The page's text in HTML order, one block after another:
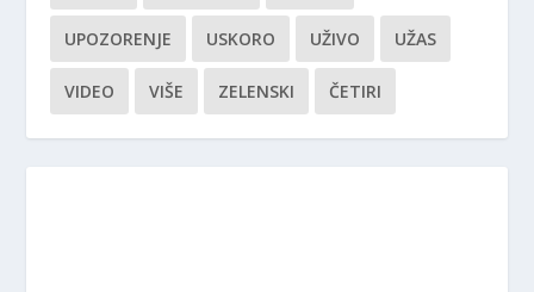
UPOZORENJE USKORO UŽIVO UŽAS
VIDEO VIŠE ZELENSKI ČETIRI